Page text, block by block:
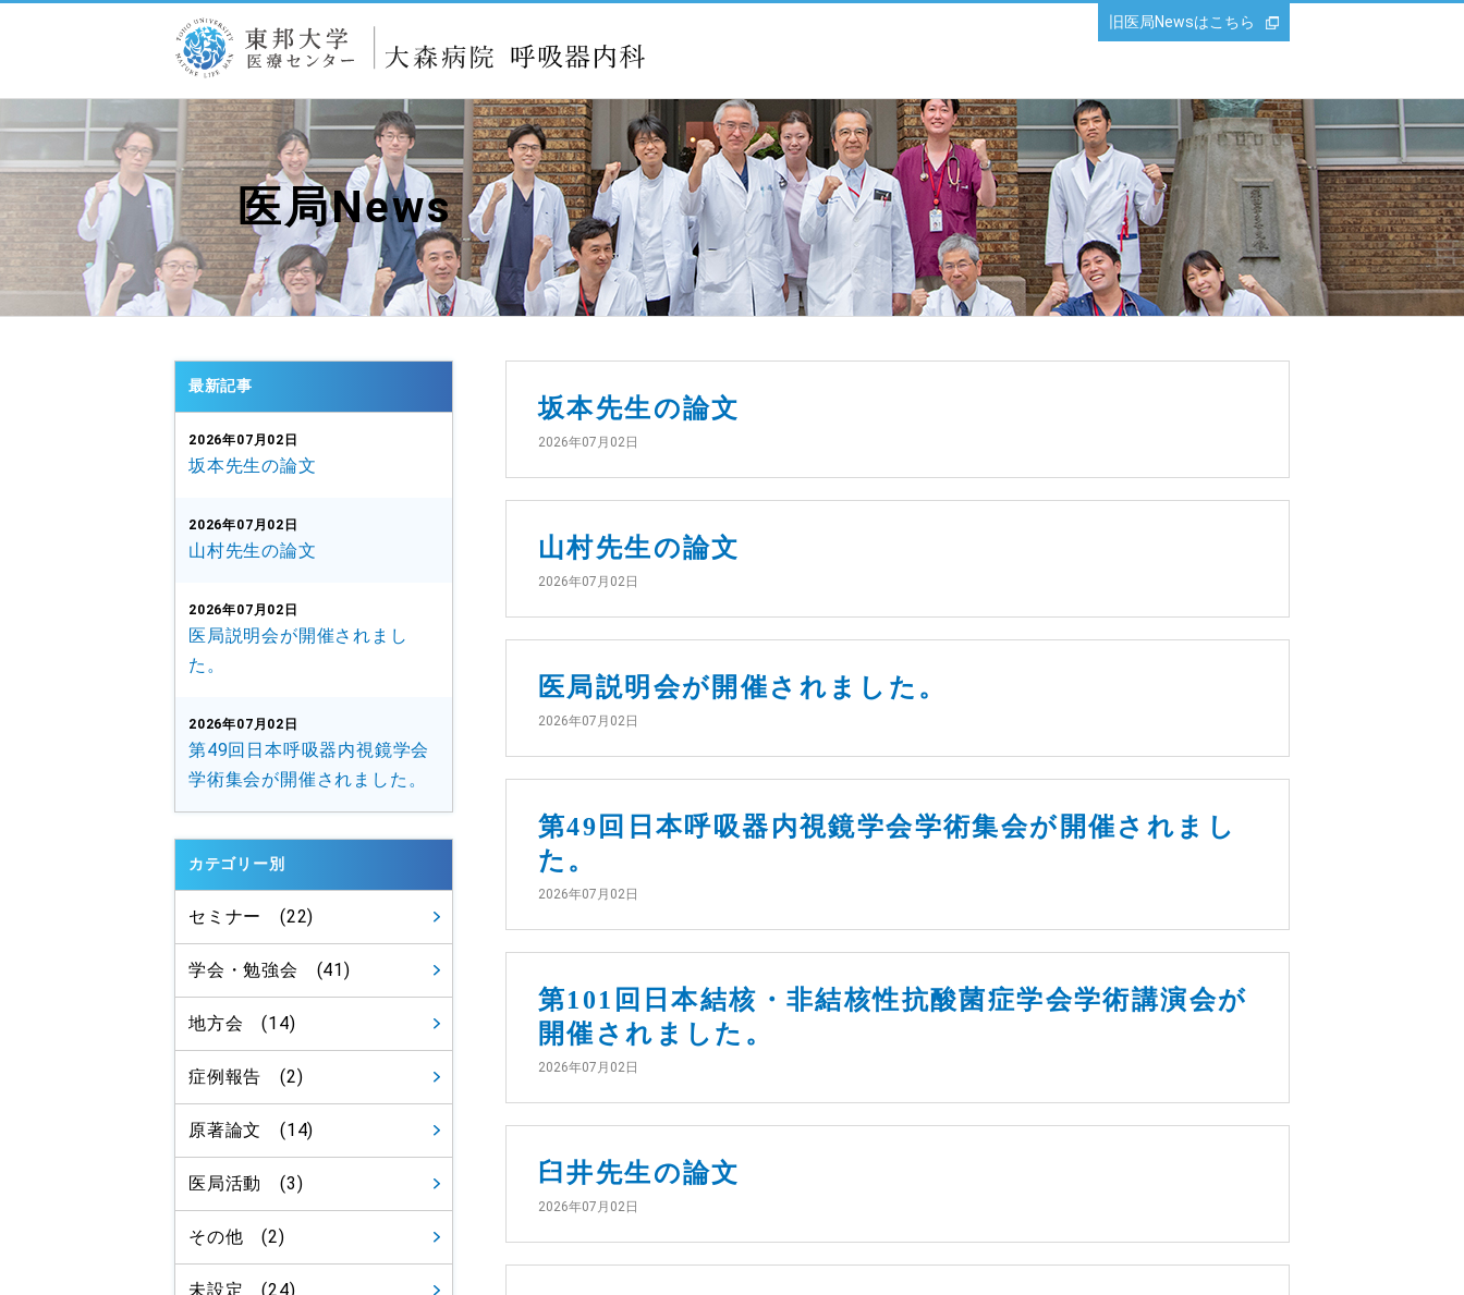
旧医局Newsはこちら
医局News
坂本先生の論文
2026年07月02日
山村先生の論文
2026年07月02日
医局説明会が開催されました。
2026年07月02日
第49回日本呼吸器内視鏡学会学術集会が開催されまし
た。
2026年07月02日
第101回日本結核・非結核性抗酸菌症学会学術講演会が
開催されました。
2026年07月02日
臼井先生の論文
2026年07月02日
最新記事
2026年07月02日
坂本先生の論文
2026年07月02日
山村先生の論文
2026年07月02日
医局説明会が開催されまし
た。
2026年07月02日
第49回日本呼吸器内視鏡学会
学術集会が開催されました。
カテゴリー別
セミナー (22)
学会・勉強会 (41)
地方会 (14)
症例報告 (2)
原著論文 (14)
医局活動 (3)
その他 (2)
未設定 (24)